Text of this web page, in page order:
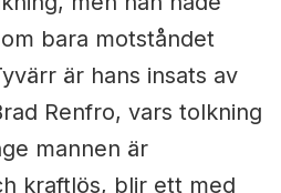
bara motståndet
är hans insats av
Renfro, vars tolkning
mannen är
kraftlös, blir ett med